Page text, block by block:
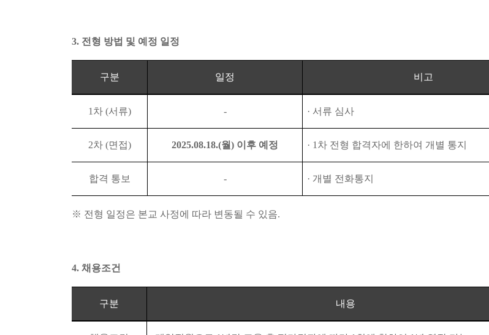
3. 전형 방법 및 예정 일정
구분 일정 비고
1 차 (서류) - · 서류 심사
2차 (면접) 2025.08.18.(월) 이후 예정 · 1 차 전형 합격자에 한하여 개별 통지
합격 통보 - · 개별 전화통지
※ 전형 일정은 본교 사정에 따라 변동될 수 있음.
4. 채용조건
구분 내용